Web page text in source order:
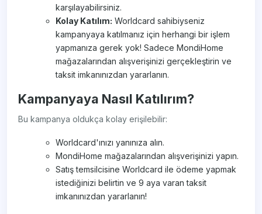
karşılayabilirsiniz.
Kolay Katılım: Worldcard sahibiyseniz
kampanyaya katılmanız için herhangi bir işlem
yapmanıza gerek yok! Sadece MondiHome
mağazalarından alışverişinizi gerçekleştirin ve
taksit imkanınızdan yararlanın.
Kampanyaya Nasıl Katılırım?
Bu kampanya oldukça kolay erişilebilir:
Worldcard'ınızı yanınıza alın.
MondiHome mağazalarından alışverişinizi yapın.
Satış temsilcisine Worldcard ile ödeme yapmak
istediğinizi belirtin ve 9 aya varan taksit
imkanınızdan yararlanın!